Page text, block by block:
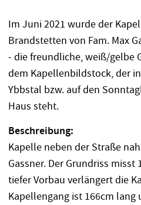
Im Juni 2021 wurde der
Brandstetten von Fam. Max
- die freundliche, weiß/gelbe
dem Kapellenbildstock, der
Ybbstal bzw. auf den
Haus steht.
Beschreibung:
Kapelle neben der Straße
Gassner. Der Grundriss misst
tiefer Vorbau verlängert die
Kapellengang ist 166cm lang